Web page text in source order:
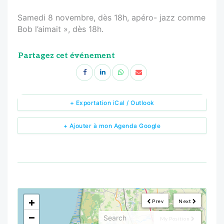
Samedi 8 novembre, dès 18h, apéro- jazz comme
Bob l’aimait », dès 18h.
Partagez cet événement
+ Ajouter à mon Agenda Google
+ Exportation iCal / Outlook
Next
Prev
My Position
<!---->
+
−